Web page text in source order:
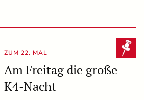
ZUM 22. MAL
Am Freitag die große
K4-Nacht